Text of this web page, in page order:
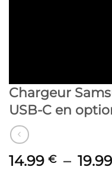
Chargeur
USB-C en
14.99 € – 19.99